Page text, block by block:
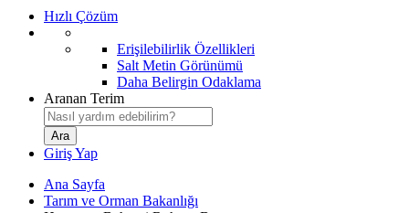
Hızlı Çözüm
Erişilebilirlik Özellikleri
Salt Metin Görünümü
Daha Belirgin Odaklama
Aranan Terim
Giriş Yap
Ana Sayfa
Tarım ve Orman Bakanlığı